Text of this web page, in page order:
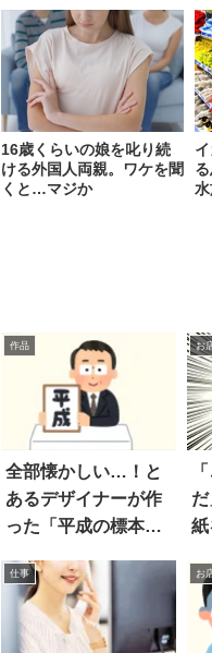
16歳くらいの娘を叱り続
ける外国人両親。ワケを聞
くと…マジか
作品
全部懐かしい…！と
あるデザイナーが作
った「平成の標本」
お
仕事 お